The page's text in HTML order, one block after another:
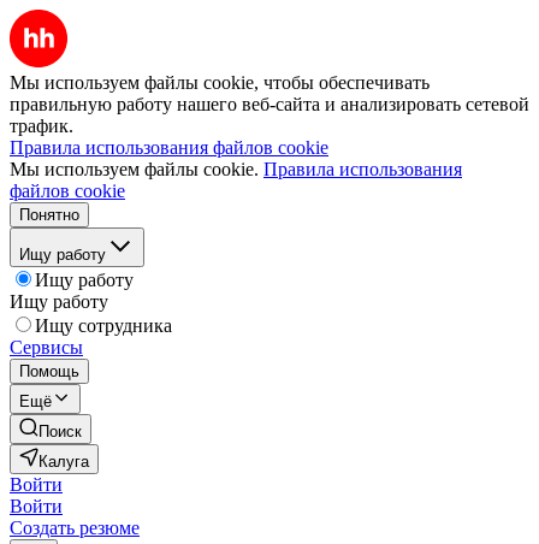
Мы используем файлы cookie, чтобы обеспечивать
правильную работу нашего веб-сайта и анализировать сетевой
трафик.
Правила использования файлов cookie
Мы используем файлы cookie. Правила использования
файлов cookie
Понятно
Ищу работу
Ищу работу
Ищу работу
Ищу сотрудника
Сервисы
Помощь
Ещё
Поиск
Калуга
Войти
Войти
Создать резюме